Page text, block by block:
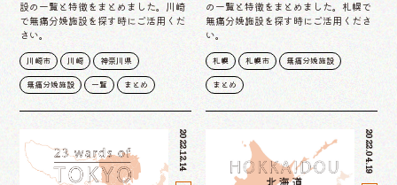
設の一覧と特徴をまとめました。川崎
で無痛分娩施設を探す時にご活用くだ
さい。
川崎市 川崎 神奈川県
無痛分娩施設 一覧 まとめ
の一覧と特徴をまとめました。札幌で
無痛分娩施設を探す時にご活用くださ
い。
札幌 札幌市 無痛分娩施設
まとめ
2022.12.14 2022.04.19